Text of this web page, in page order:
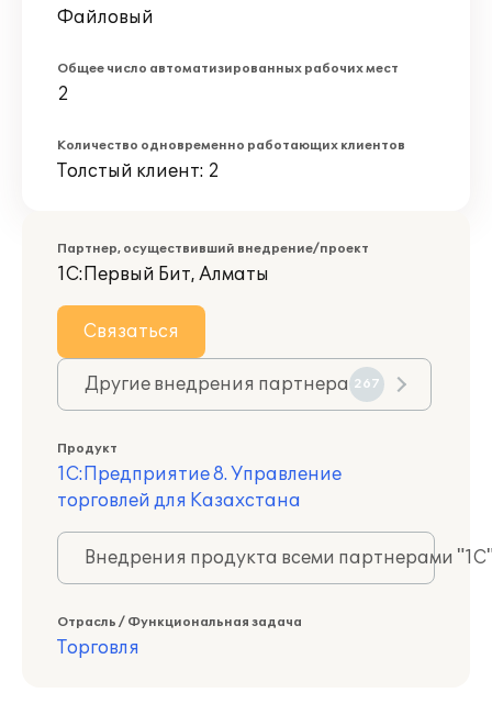
Файловый
Общее число автоматизированных рабочих мест
2
Количество одновременно работающих клиентов
Толстый клиент: 2
Партнер, осуществивший внедрение/проект
1С:Первый Бит, Алматы
Связаться
Другие внедрения партнера 267
Продукт
1С:Предприятие 8. Управление
торговлей для Казахстана
Внедрения продукта всеми партнерами
Отрасль / Функциональная задача
Торговля